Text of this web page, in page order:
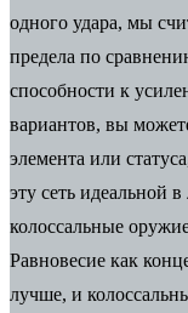
одного удара, мы
предела по
способности к
вариантов, вы
элемента или
эту сеть идеальной
колоссальные
Равновесие как
лучше, и